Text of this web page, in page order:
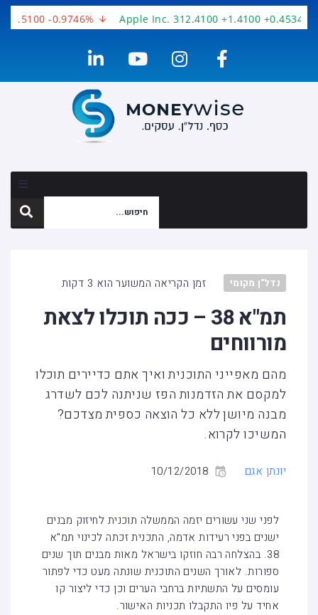
-0.9746% Apple Inc. 312.4100 +1.4100 +0.4534%
נדל"ן מקומי זמן הקריאה המשוער הוא 3 דקות
תמ"א 38 – ככה תוכלו לצאת
מורווחים
מהם מאפייני התוכנית ואיך אתם כדיירים תוכלו
למקסם את הזדמנות הפז שניתנה לכם לשדרג
מבנה מיושן ללא כל הוצאה כספית מצדכם?
המשיכו לקרוא.
יונתן אגם 10/12/2018
לפני שני עשורים יזמה הממשלה תוכנית לחיזוק מבנים
ישנים בפני רעידות אדמה, התכנית זכתה לכינוי תמ"א
38. בהצלחה רבה חוזקו בישראל מאות מבנים תוך שנים
ספורות. לאורך השנים התוכנית שונתה מעט כדי לפתור
עומסים על התשתיות ברחבי הערים וכן כדי ליצור קו
אחיד על פיו התקבלו תכניות האישור.